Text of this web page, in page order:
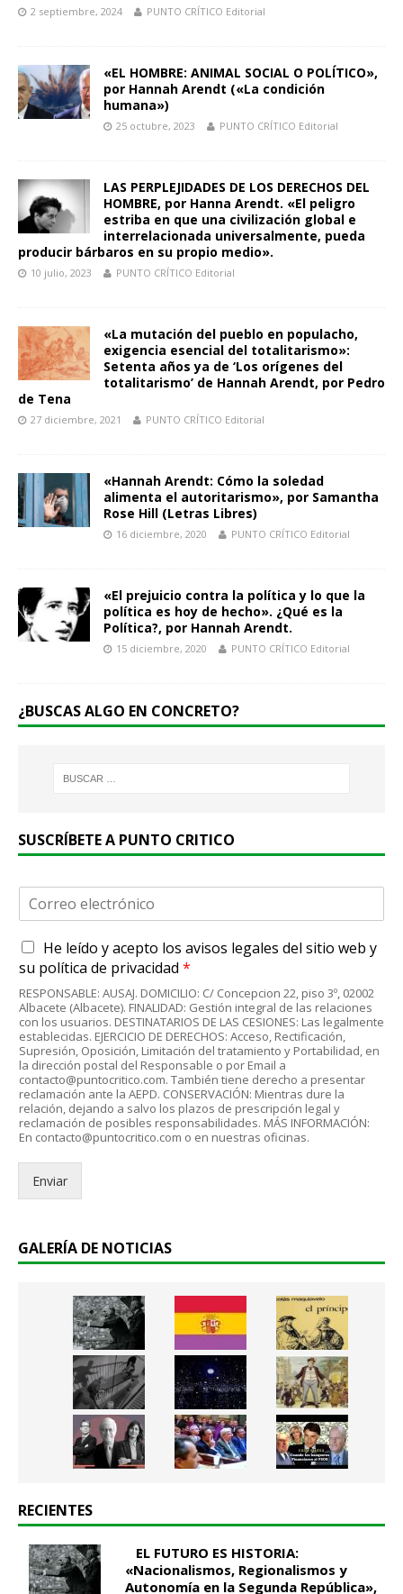
2 septiembre, 2024 PUNTO CRÍTICO Editorial
«EL HOMBRE: ANIMAL SOCIAL O POLÍTICO»,
por Hannah Arendt («La condición
humana»)
25 octubre, 2023 PUNTO CRÍTICO Editorial
LAS PERPLEJIDADES DE LOS DERECHOS DEL
HOMBRE, por Hanna Arendt. «El peligro
estriba en que una civilización global e
interrelacionada universalmente, pueda
producir bárbaros en su propio medio».
10 julio, 2023 PUNTO CRÍTICO Editorial
«La mutación del pueblo en populacho,
exigencia esencial del totalitarismo»:
Setenta años ya de ‘Los orígenes del
totalitarismo’ de Hannah Arendt, por Pedro
de Tena
27 diciembre, 2021 PUNTO CRÍTICO Editorial
«Hannah Arendt: Cómo la soledad
alimenta el autoritarismo», por Samantha
Rose Hill (Letras Libres)
16 diciembre, 2020 PUNTO CRÍTICO Editorial
«El prejuicio contra la política y lo que la
política es hoy de hecho». ¿Qué es la
Política?, por Hannah Arendt.
15 diciembre, 2020 PUNTO CRÍTICO Editorial
¿BUSCAS ALGO EN CONCRETO?
SUSCRÍBETE A PUNTO CRITICO
r
e
o
e
l
e
c
t
r
ó
n
i
c
.
A
c
e
r
d
o
R
G
P
D
*
He leído y acepto los avisos legales del sitio web y
su política de privacidad *
RESPONSABLE: AUSAJ. DOMICILIO: C/ Concepcion 22, piso 3º, 02002
Albacete (Albacete). FINALIDAD: Gestión integral de las relaciones
con los usuarios. DESTINATARIOS DE LAS CESIONES: Las legalmente
establecidas. EJERCICIO DE DERECHOS: Acceso, Rectificación,
Supresión, Oposición, Limitación del tratamiento y Portabilidad, en
la dirección postal del Responsable o por Email a
contacto@puntocritico.com. También tiene derecho a presentar
reclamación ante la AEPD. CONSERVACIÓN: Mientras dure la
relación, dejando a salvo los plazos de prescripción legal y
reclamación de posibles responsabilidades. MÁS INFORMACIÓN:
En contacto@puntocritico.com o en nuestras oficinas.
Enviar
GALERÍA DE NOTICIAS
RECIENTES
EL FUTURO ES HISTORIA:
«Nacionalismos, Regionalismos y
Autonomía en la Segunda República»,